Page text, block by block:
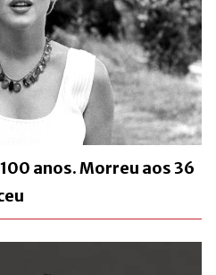
anos. Morreu aos 36